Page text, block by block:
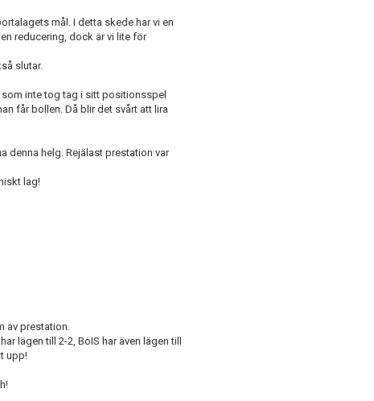
mål. I detta skede har vi en
reducering, dock är vi lite för
slutar.
inte tog tag i sitt positionsspel
får bollen. Då blir det svårt att lira
denna helg. Rejälast prestation var
lag!
av prestation.
lägen till 2-2, BoIS har även lägen till
upp!